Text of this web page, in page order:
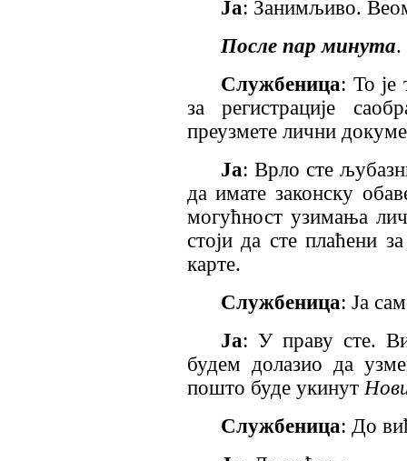
Ја: Занимљиво.
После пар минута.
Службеница: То је
за регистрације
преузмете лични
Ја: Врло сте
да имате законску
могућност узимања
стоји да сте плаћени
карте.
Службеница: Ја
Ја: У праву сте.
будем долазио да
пошто буде укинут
Службеница: До